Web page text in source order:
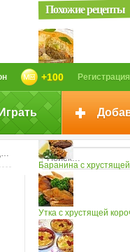
Регистрация
+100
Похожие рецепты
Палтус с хрустящей
Баранина с хрустящей
Утка с хрустящей